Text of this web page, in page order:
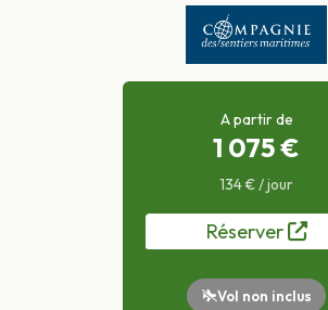
A partir de
1 075 €
134 € / jour
Réserver
Vol non inclus